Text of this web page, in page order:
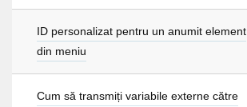
ID personalizat pentru un anumit element
din meniu
Cum să transmiți variabile externe către